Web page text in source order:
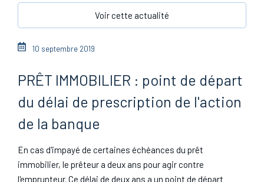
Voir cette actualité
10 septembre 2019
PRÊT IMMOBILIER : point de départ
du délai de prescription de l'action
de la banque
En cas d'impayé de certaines échéances du prêt
immobilier, le prêteur a deux ans pour agir contre
l'emprunteur. Ce délai de deux ans a un point de départ